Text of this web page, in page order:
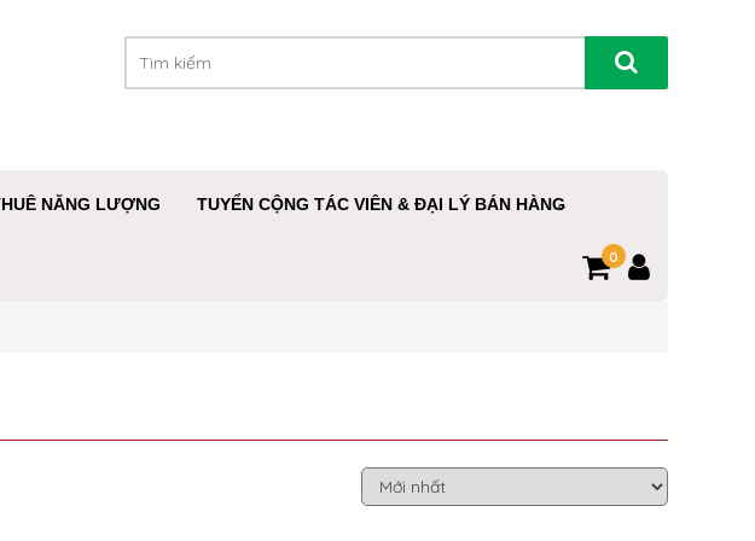
NĂNG LƯỢNG TUYỂN CỘNG TÁC VIÊN & ĐẠI LÝ BÁN HÀNG
0